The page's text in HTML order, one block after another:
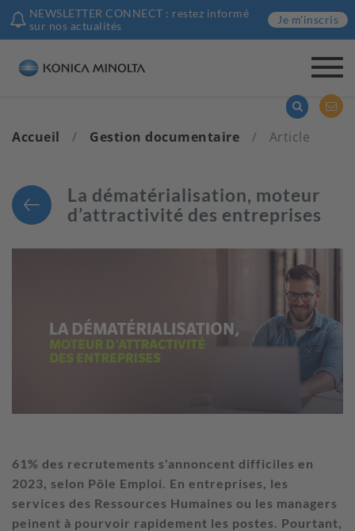
NEWSLETTER CONNECT : restez informé
sur nos actualités
Je m'inscris
Accueil / Gestion documentaire / Article
La dématérialisation, moteur
d’attractivité des entreprises
61% des recrutements s'annoncent difficiles en
2023, selon Pôle Emploi. En entreprises, les
services des Ressources Humaines ou les managers
peinent à pourvoir rapidement les postes. Pourtant,